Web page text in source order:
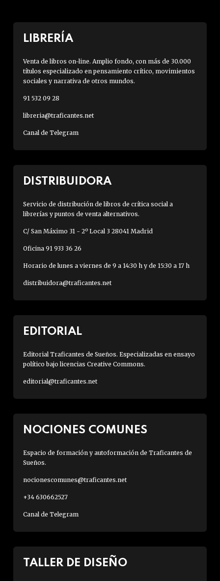
LIBRERÍA
Venta de libros on-line. Amplio fondo, con más de 30.000
títulos especializado en pensamiento crítico, movimientos
sociales y narrativa de otros mundos.
91 532 09 28
libreria@traficantes.net
Canal de Telegram
DISTRIBUIDORA
Servicio de distribución de libros de crítica social a
librerías y puntos de venta alternativos.
C/ San Máximo 31 - 2º Local 3 28041 Madrid
Oficina 91 933 36 26
Horario de lunes a viernes de 9 a 14:30 h y de 15:30 a 17 h
distribuidora@traficantes.net
EDITORIAL
Editorial Traficantes de Sueños. Especializadas en ensayo
político bajo licencias Creative Commons.
editorial@traficantes.net
NOCIONES COMUNES
Espacio de formación y autoformación de Traficantes de
Sueños.
nocionescomunes@traficantes.net
+34 630662527
Canal de Telegram
TALLER DE DISEÑO